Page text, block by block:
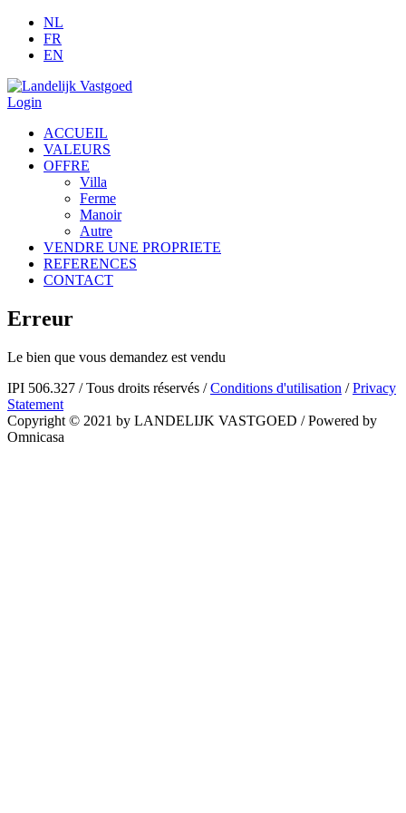
NL
FR
EN
Login
ACCUEIL
VALEURS
OFFRE
Villa
Ferme
Manoir
Autre
VENDRE UNE PROPRIETE
REFERENCES
CONTACT
Erreur
Le bien que vous demandez est vendu
IPI 506.327 /Tous droits réservés / Conditions d'utilisation / Privacy
Statement
Copyright © 2021 by LANDELIJK VASTGOED /Powered by
Omnicasa